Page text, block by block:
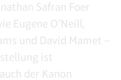
Safran Foer
Eugene O’Neill,
und David Mamet –
ist
der Kanon